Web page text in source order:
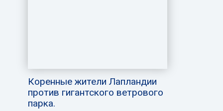
Коренные жители Лапландии
против гигантского ветрового
парка.